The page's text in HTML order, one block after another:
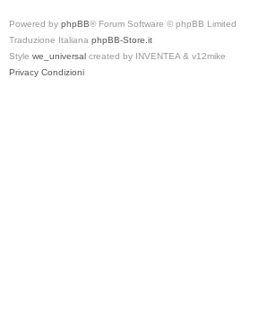
Powered by phpBB® Forum Software © phpBB Limited
Traduzione Italiana phpBB-Store.it
Style we_universal created by INVENTEA & v12mike
Privacy Condizioni